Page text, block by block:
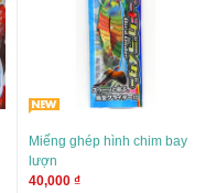
Miếng ghép hình chim bay
lượn
40,000 ₫